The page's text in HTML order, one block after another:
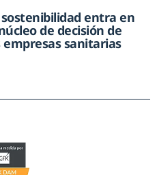
sostenibilidad entra en
de decisión de
empresas sanitarias